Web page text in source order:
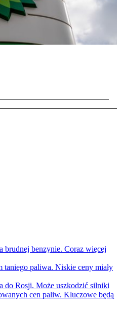
brudnej benzynie. Coraz więcej
taniego paliwa. Niskie ceny miały
do Rosji. Może uszkodzić silniki
cen paliw. Kluczowe będą